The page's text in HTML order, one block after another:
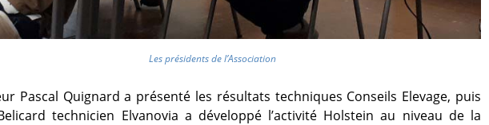
Les présidents de l’Association
Pascal Quignard a présenté les résultats techniques Conseils Elevage, puis
technicien Elvanovia a développé l’activité Holstein au niveau de la